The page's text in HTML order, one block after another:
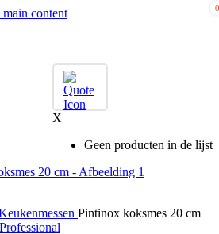
content
0
X
Geen producten in de lijst
Pintinox koksmes 20 cm